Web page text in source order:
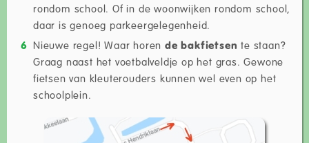
rondom school. Of in de woonwijken rondom school,
daar is genoeg parkeergelegenheid.
Nieuwe regel! Waar horen de bakfietsen te staan?
Graag naast het voetbalveldje op het gras. Gewone
fietsen van kleuterouders kunnen wel even op het
schoolplein.